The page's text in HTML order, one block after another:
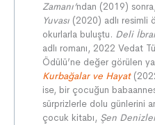
Zamanı’ndan (2019) sonra,
Yuvası (2020) adlı resimli
okurlarla buluştu. Deli
adlı romanı, 2022 Vedat
Ödülü’ne değer görülen
Kurbağalar ve Hayat
ise, bir çocuğun
sürprizlerle dolu günlerini
çocuk kitabı, Şen